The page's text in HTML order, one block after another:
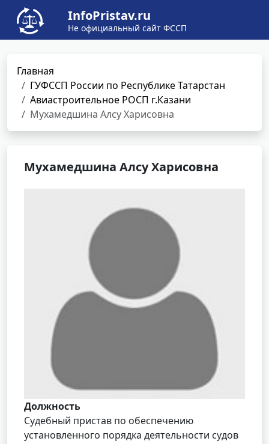
InfoPristav.ru
Не официальный сайт ФССП
Главная
ГУФССП России по Республике Татарстан
Авиастроительное РОСП г.Казани
Мухамедшина Алсу Харисовна
Мухамедшина Алсу Харисовна
Должность
Судебный пристав по обеспечению
установленного порядка деятельности судов